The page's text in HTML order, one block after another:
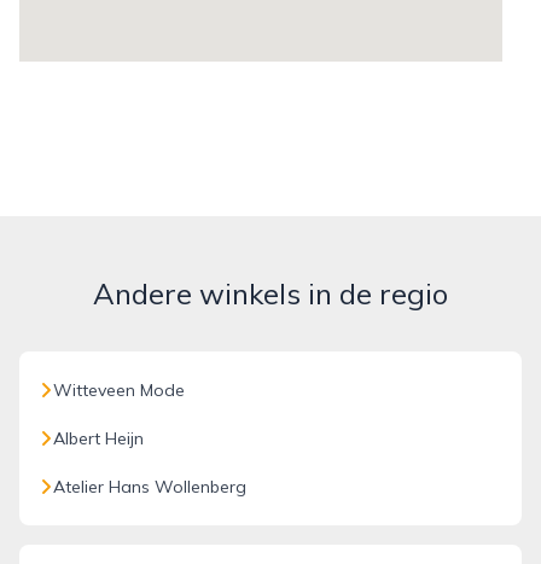
Andere winkels in de regio
Witteveen Mode
Albert Heijn
Atelier Hans Wollenberg